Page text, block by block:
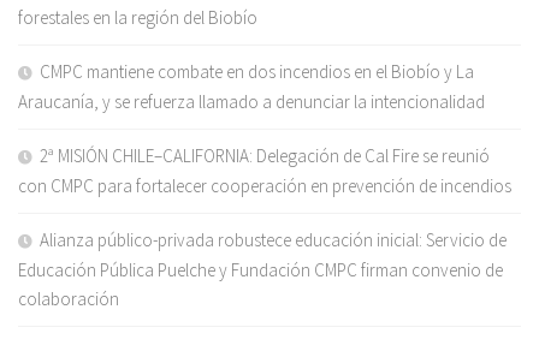
forestales en la región del Biobío
CMPC mantiene combate en dos incendios en el Biobío y La
Araucanía, y se refuerza llamado a denunciar la intencionalidad
2ª MISIÓN CHILE–CALIFORNIA: Delegación de Cal Fire se reunió
con CMPC para fortalecer cooperación en prevención de incendios
Alianza público-privada robustece educación inicial: Servicio de
Educación Pública Puelche y Fundación CMPC firman convenio de
colaboración